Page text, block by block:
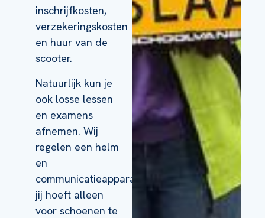
inschrijfkosten,
verzekeringskosten
en huur van de
scooter.
Natuurlijk kun je
ook losse lessen
en examens
afnemen. Wij
regelen een helm
en
communicatieapparatuur;
jij hoeft alleen
voor schoenen te